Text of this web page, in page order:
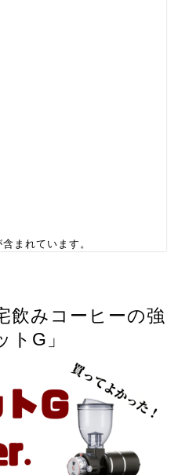
まれています。
飲みコーヒーの強
トG」